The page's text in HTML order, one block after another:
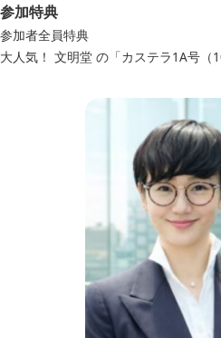
参加特典
参加者全員特典
大人気！ 文明堂 の「カステラ1A号（